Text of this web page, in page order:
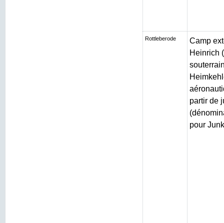
Rottleberode
Camp
Heinrich
partir de
pour